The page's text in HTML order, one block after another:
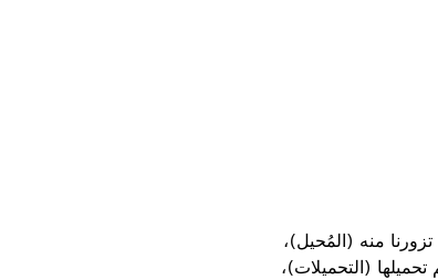
تزورنا منه (المُحيل)،
(التحميلات)،